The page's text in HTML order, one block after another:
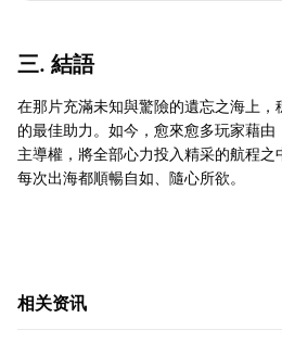
三. 結語
在那片充滿未知與驚險的遺忘之海上
的最佳助力。如今，愈來愈多玩家藉由
主導權，將全部心力投入精采的航程
每次出海都順暢自如、隨心所欲。
相关资讯